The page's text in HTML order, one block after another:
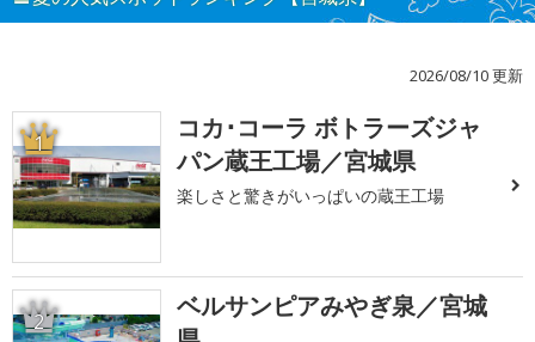
2026/08/10 更新
1
コカ･コーラ ボトラーズジャ
パン蔵王工場／宮城県
楽しさと驚きがいっぱいの蔵王工場
2
ベルサンピアみやぎ泉／宮城